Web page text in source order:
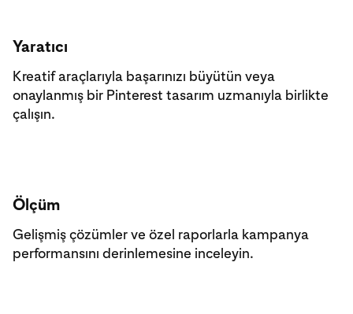
Yaratıcı
Kreatif araçlarıyla başarınızı büyütün veya
onaylanmış bir Pinterest tasarım uzmanıyla birlikte
çalışın.
Ölçüm
Gelişmiş çözümler ve özel raporlarla kampanya
performansını derinlemesine inceleyin.